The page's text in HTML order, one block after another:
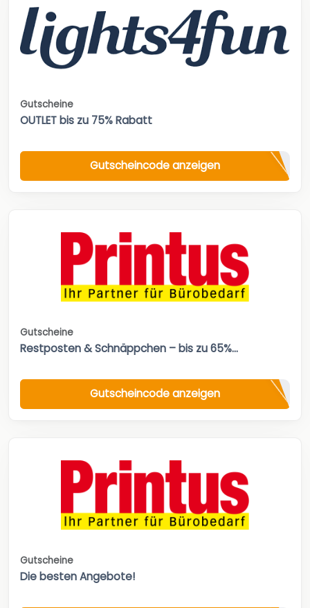
Gutscheine
OUTLET bis zu 75% Rabatt
Gutscheincode anzeigen
Gutscheine
Restposten & Schnäppchen – bis zu 65%...
Gutscheincode anzeigen
Gutscheine
Die besten Angebote!